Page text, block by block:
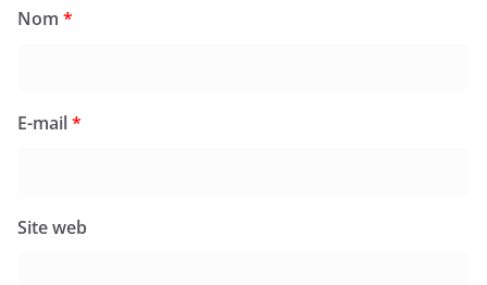
Nom *
E-mail*
Site web